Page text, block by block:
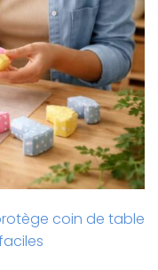
coin de table